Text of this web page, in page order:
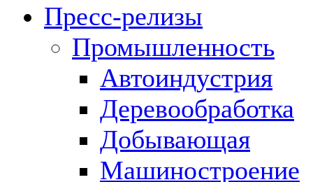
Пресс-релизы
Промышленность
Автоиндустрия
Деревообработка
Добывающая
Машиностроение